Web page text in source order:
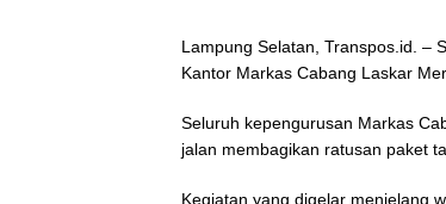
Lampung Selatan, Transpos.id. –
Kantor Markas Cabang Laskar
Seluruh kepengurusan Markas
jalan membagikan ratusan paket
Kegiatan yang digelar menjelang